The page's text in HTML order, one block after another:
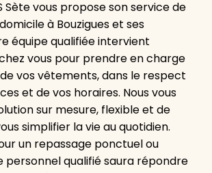
Sète vous propose son service de
à Bouzigues et ses
équipe qualifiée intervient
vous pour prendre en charge
vos vêtements, dans le respect
et de vos horaires. Nous vous
sur mesure, flexible et de
simplifier la vie au quotidien.
un repassage ponctuel ou
personnel qualifié saura répondre